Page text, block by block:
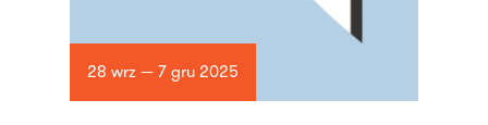
28 wrz — 7 gru 2025